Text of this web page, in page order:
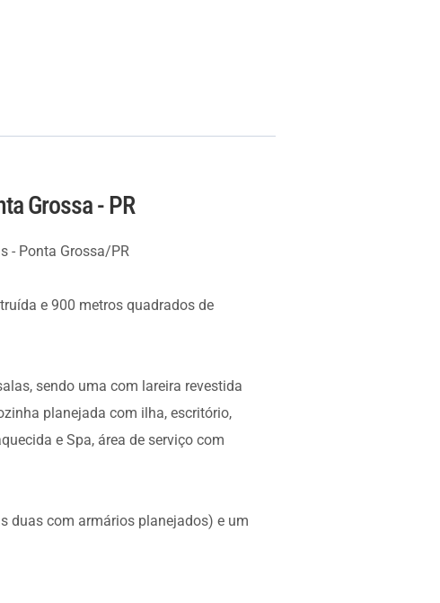
Grossa - PR
- Ponta Grossa/PR
e 900 metros quadrados de
sendo uma com lareira revestida
planejada com ilha, escritório,
e Spa, área de serviço com
duas com armários planejados) e um